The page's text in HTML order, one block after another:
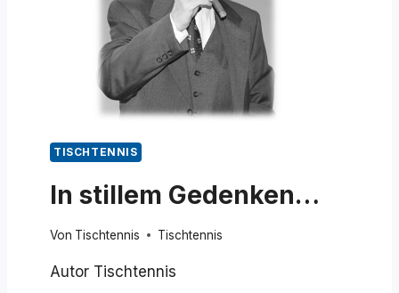
TISCHTENNIS
In stillem Gedenken…
Von Tischtennis Tischtennis
Autor Tischtennis